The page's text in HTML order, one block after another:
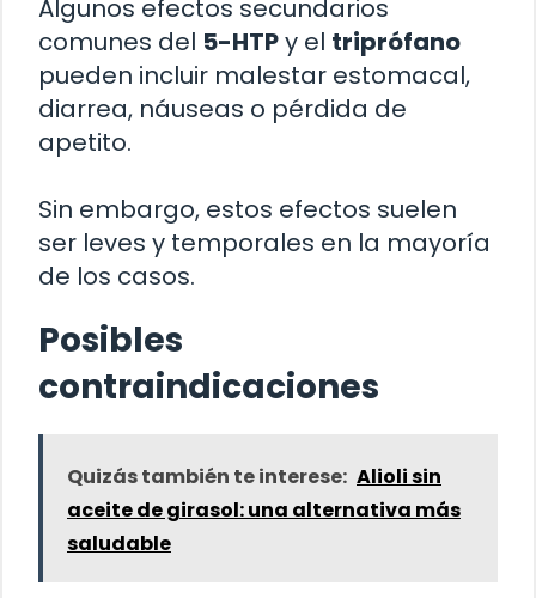
Algunos efectos secundarios
comunes del 5-HTPy el triprófano
pueden incluir malestar estomacal,
diarrea, náuseas o pérdida de
apetito.
Sin embargo, estos efectos suelen
ser leves y temporales en la mayoría
de los casos.
Posibles
contraindicaciones
Quizás también te interese: Alioli sin
aceite de girasol: una alternativa más
saludable